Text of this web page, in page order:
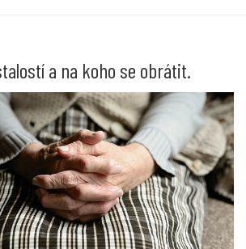
a na koho se obrátit.